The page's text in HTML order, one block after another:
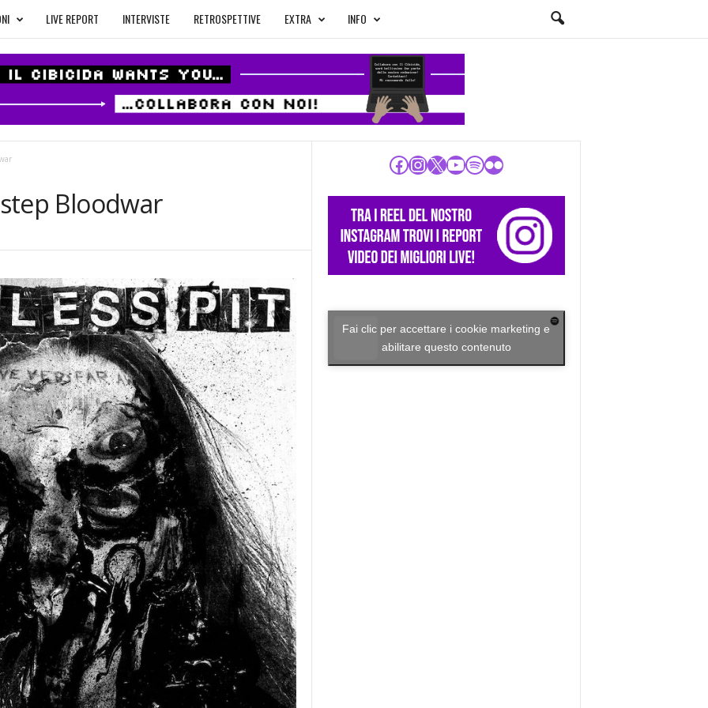
LIVE REPORT INTERVISTE RETROSPETTIVE EXTRA INFO
Bloodwar
Facebook
Instagram
X YouTube
Spotify
Flickr
Fai clic per accettare i cookie marketing e
abilitare questo contenuto